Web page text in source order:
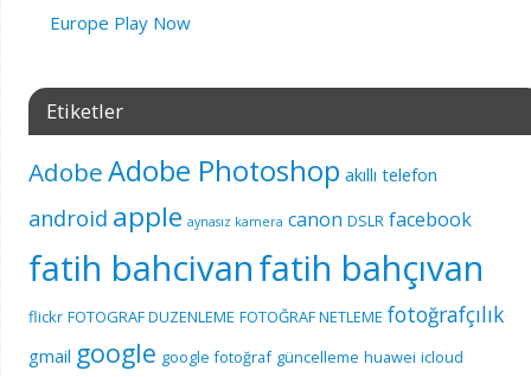
Europe Play Now
Etiketler
AdobeAdobe Photoshop akıllı telefon
android apple aynasız kamera canon DSLR facebook
fatih bahcivanfatih bahçıvan
flickr FOTOGRAF DUZENLEME FOTOĞRAF NETLEME fotoğrafçılık
gmail google google fotoğraf güncelleme huawei icloud